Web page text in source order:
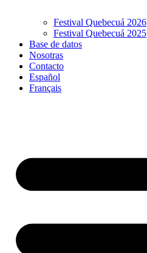
Festival Quebecuá 2026
Festival Quebecuá 2025
Base de datos
Nosotras
Contacto
Español
Français